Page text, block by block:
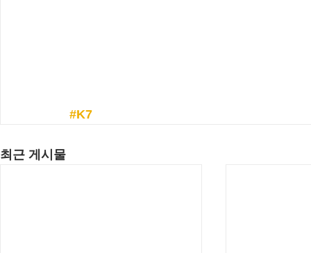
#K7
최근 게시물